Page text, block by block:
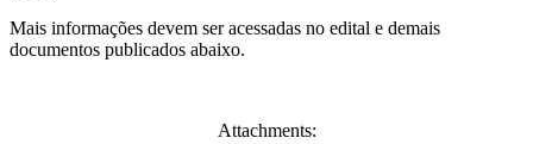
Mais informações devem ser acessadas no edital e demais
documentos publicados abaixo.
Attachments: